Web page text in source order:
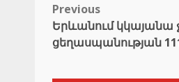
Post
navigation
Previous
Երևանում կկայանա
ցեղասպանության